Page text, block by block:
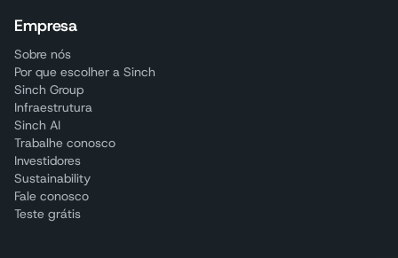
Empresa
Sobre nós
Por que escolher a Sinch
Sinch Group
Infraestrutura
Sinch AI
Trabalhe conosco
Investidores
Sustainability
Fale conosco
Teste grátis